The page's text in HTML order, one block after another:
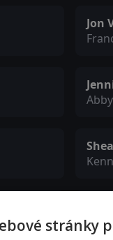
Jon
stránky